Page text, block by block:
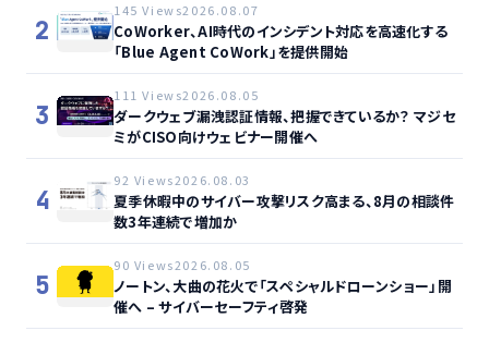
2
145 Views2026.08.07
CoWorker、AI時代のインシデント対応を高速化する
「Blue Agent CoWork」を提供開始
3
111 Views2026.08.05
ダークウェブ漏洩認証情報、把握できているか？ マジセ
ミがCISO向けウェビナー開催へ
4
92 Views2026.08.03
夏季休暇中のサイバー攻撃リスク高まる、8月の相談件
数3年連続で増加か
5
90 Views2026.08.05
ノートン、大曲の花火で「スペシャルドローンショー」開
催へ – サイバーセーフティ啓発